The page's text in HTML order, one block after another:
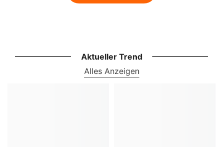
Aktueller Trend
Alles Anzeigen